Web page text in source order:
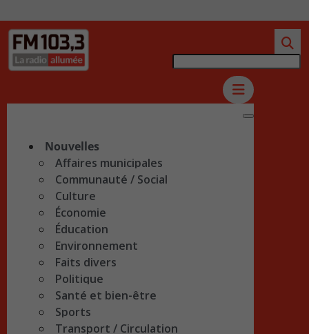
Nouvelles
Affaires municipales
Communauté / Social
Culture
Économie
Éducation
Environnement
Faits divers
Politique
Santé et bien-être
Sports
Transport / Circulation